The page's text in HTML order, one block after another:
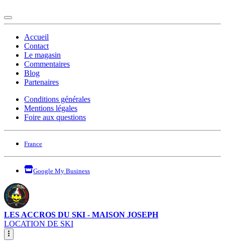
Accueil
Contact
Le magasin
Commentaires
Blog
Partenaires
Conditions générales
Mentions légales
Foire aux questions
France
Google My Business
LES ACCROS DU SKI - MAISON JOSEPH
LOCATION DE SKI